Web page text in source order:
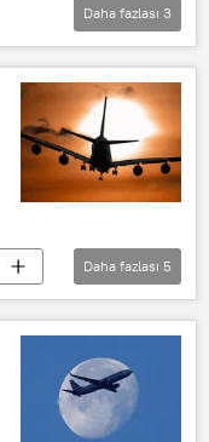
Daha fazlası 3
Daha fazlası 5